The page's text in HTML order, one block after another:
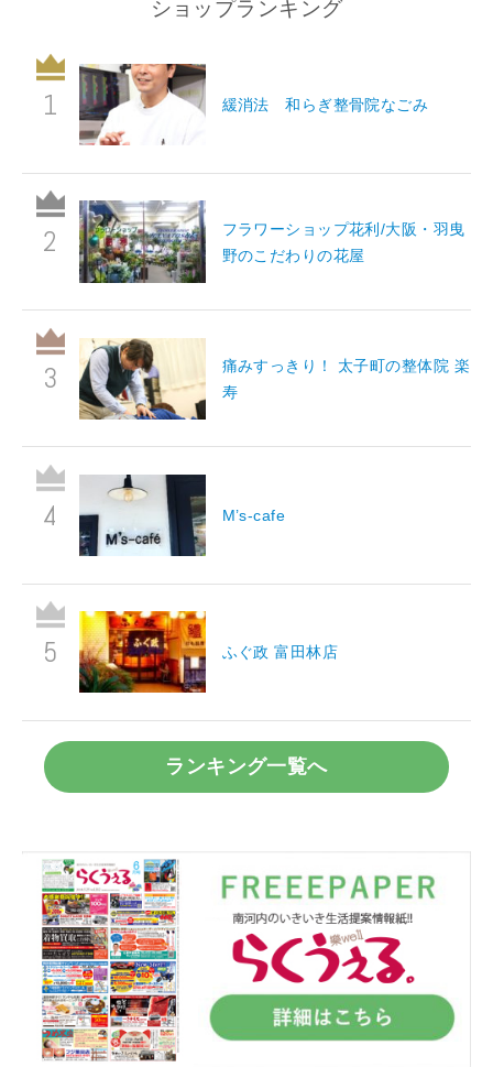
ショップランキング
緩消法 和らぎ整骨院なごみ
フラワーショップ花利/大阪・羽曳
野のこだわりの花屋
痛みすっきり！ 太子町の整体院 楽
寿
M’s-cafe
ふぐ政 富田林店
ランキング一覧へ